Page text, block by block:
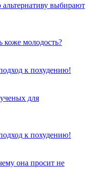
выбирают
коже молодость?
к похудению!
ученых для
к похудению!
она просит не